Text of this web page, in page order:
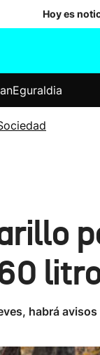
Hoy es
Eguraldia
habrá